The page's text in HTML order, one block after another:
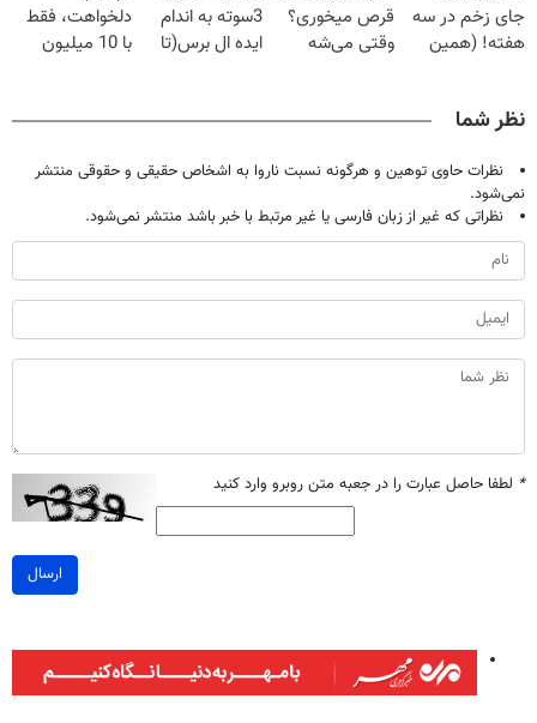
جای زخم در سه
هفته! (همین
قرص میخوری؟
وقتی می‌شه
3سوته به اندام
ایده ال برس(تا
دلخواهت، فقط
با 10 میلیون
نظر شما
نظرات حاوی توهین و هرگونه نسبت ناروا به اشخاص حقیقی و حقوقی منتشر
نمی‌شود.
نظراتی که غیر از زبان فارسی یا غیر مرتبط با خبر باشد منتشر نمی‌شود.
* لطفا حاصل عبارت را در جعبه متن روبرو وارد کنید
ارسال